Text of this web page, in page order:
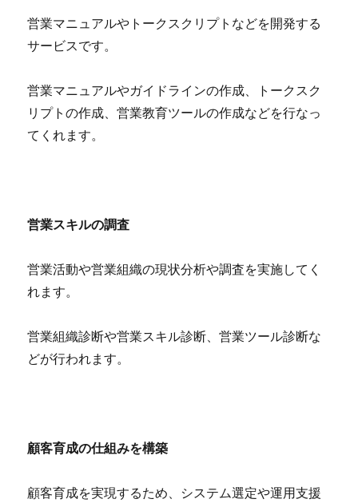
営業マニュアルやトークスクリプトなどを開発する
サービスです。
営業マニュアルやガイドラインの作成、トークスク
リプトの作成、営業教育ツールの作成などを行なっ
てくれます。
営業スキルの調査
営業活動や営業組織の現状分析や調査を実施してく
れます。
営業組織診断や営業スキル診断、営業ツール診断な
どが行われます。
顧客育成の仕組みを構築
顧客育成を実現するため、システム選定や運用支援